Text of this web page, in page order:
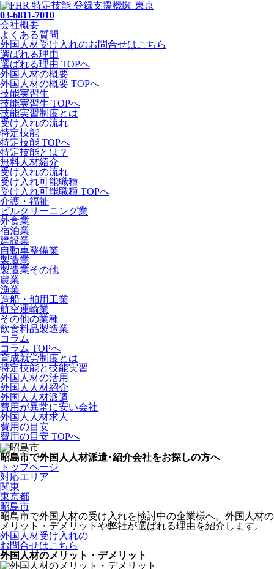
03-6811-7010
会社概要
よくある質問
外国人材受け入れのお問合せはこちら
選ばれる理由
選ばれる理由 TOPへ
外国人材の概要
外国人材の概要 TOPへ
技能実習生
技能実習生 TOPへ
技能実習制度とは
受け入れの流れ
特定技能
特定技能 TOPへ
特定技能とは？
無料人材紹介
受け入れの流れ
受け入れ可能職種
受け入れ可能職種 TOPへ
介護・福祉
ビルクリーニング業
外食業
宿泊業
建設業
自動車整備業
製造業
製造業その他
農業
漁業
造船・舶用工業
航空運輸業
その他の業種
飲食料品製造業
コラム
コラム TOPへ
育成就労制度とは
特定技能と技能実習
外国人材の活用
外国人人材紹介
外国人人材派遣
費用が異常に安い会社
外国人人材求人
費用の目安
費用の目安 TOPへ
昭島市で外国人人材派遣･紹介会社をお探しの方へ
トップページ
対応エリア
関東
東京都
昭島市
昭島市で外国人材の受け入れを検討中の企業様へ。外国人材の
メリット・デメリットや弊社が選ばれる理由を紹介します。
外国人材受け入れの
お問合せはこちら
外国人材のメリット・デメリット